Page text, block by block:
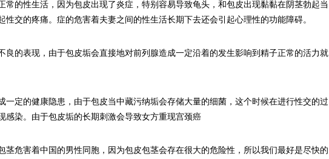
常的性生活，因为包皮出现了炎症，特别容易导致龟头，和包皮出现黏黏在阴茎勃起当
性交的疼痛。症的危害着夫妻之间的性生活长期下去还会引起心理性的功能障碍。
良的表现，由于包皮垢会直接地对前列腺造成一定沿着的发生影响到精子正常的活力就
一定的健康隐患，由于包皮当中藏污纳垢会存储大量的细菌，这个时候在进行性交的过
感染。由于包皮垢的长期刺激会导致女方重现宫颈癌
茎危害着中国的男性同胞，因为包皮包茎会存在很大的危险性，所以我们最好是尽快的